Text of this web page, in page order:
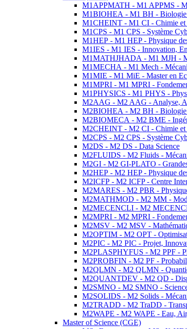
M1APPMATH - M1 APPMS -
M1BIOHEA - M1 BH - Biologie
M1CHEINT - M1 CI - Chimie et
M1CPS - M1 CPS - Système
M1HEP - M1 HEP - Physique
M1IES - M1 IES - Innovation,
M1MATHJHADA - M1 MJH -
M1MECHA - M1 Mech -
M1MIE - M1 MiE - Master en
M1MPRI - M1 MPRI -
M1PHYSICS - M1 PHYS -
M2AAG - M2 AAG - Analyse,
M2BIOHEA - M2 BH - Biologie
M2BIOMECA - M2 BME -
M2CHEINT - M2 CI - Chimie et
M2CPS - M2 CPS - Système
M2DS - M2 DS - Data Science
M2FLUIDS - M2 Fluids -
M2GI - M2 GI-PLATO -
M2HEP - M2 HEP - Physique
M2ICFP - M2 ICFP - Centre
M2MARES - M2 PBR -
M2MATHMOD - M2 MM -
M2MECENCLI - M2
M2MPRI - M2 MPRI -
M2MSV - M2 MSV -
M2OPTIM - M2 OPT -
M2PIC - M2 PIC - Projet,
M2PLASPHYFUS - M2 PPF -
M2PROBFIN - M2 PF -
M2QLMN - M2 QLMN -
M2QUANTDEV - M2 QD -
M2SMNO - M2 SMNO -
M2SOLIDS - M2 Solids -
M2TRADD - M2 TraDD -
M2WAPE - M2 WAPE - Eau,
Master of Science (CGE)